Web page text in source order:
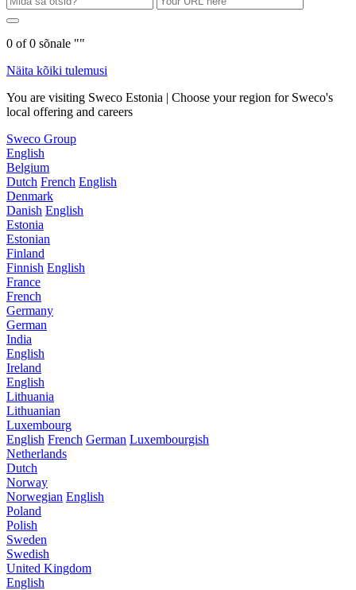
0 of0 sõnale ""
Näita kõiki tulemusi
You are visiting Sweco Estonia | Choose your region for Sweco's
local offering and careers
Sweco Group
English
Belgium
Dutch French English
Denmark
Danish English
Estonia
Estonian
Finland
Finnish English
France
French
Germany
German
India
English
Ireland
English
Lithuania
Lithuanian
Luxembourg
English French German Luxembourgish
Netherlands
Dutch
Norway
Norwegian English
Poland
Polish
Sweden
Swedish
United Kingdom
English